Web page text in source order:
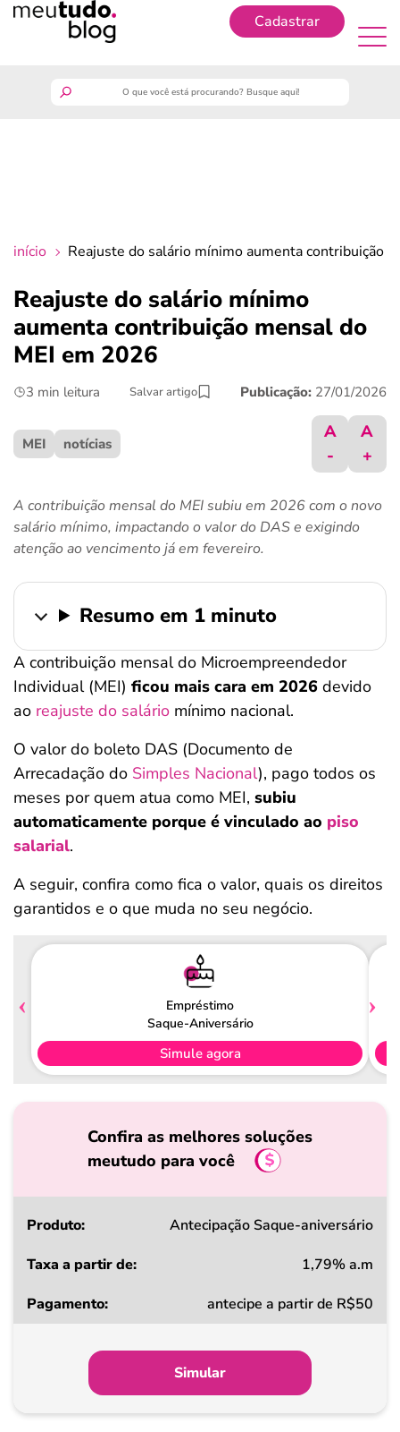
Cadastrar
crédito fácil
início Reajuste do salário mínimo aumenta contribuição
Reajuste do salário mínimo
aumenta contribuição mensal do
MEI em 2026
3 min leitura Salvar artigo Publicação: 27/01/2026
MEI notícias
A
-
A
+
A contribuição mensal do MEI subiu em 2026 com o novo
salário mínimo, impactando o valor do DAS e exigindo
atenção ao vencimento já em fevereiro.
Resumo em 1 minuto
A contribuição mensal do Microempreendedor
Individual (MEI) ficou mais cara em 2026 devido
ao reajuste do salário mínimo nacional.
O valor do boleto DAS (Documento de
Arrecadação do Simples Nacional), pago todos os
meses por quem atua como MEI, subiu
automaticamente porque é vinculado ao piso
salarial.
A seguir, confira como fica o valor, quais os direitos
garantidos e o que muda no seu negócio.
Empréstimo
Saque-Aniversário
Simule agora
Confira as melhores soluções
meutudo para você
Produto
a
Pagamento
Antecipação Saque-aniversário
1,79% a.m
antecipe a partir de R$50
Simular